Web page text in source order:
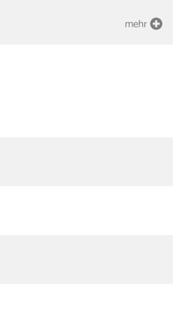
mehr